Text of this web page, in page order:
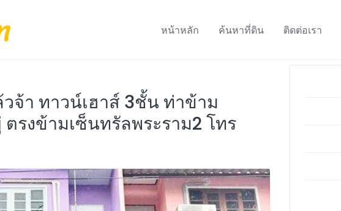
หน้าหลัก ค้นหาที่ดิน ติดต่อเรา
จ้า ทาวน์เฮาส์ 3ชั้น ท่าข้าม
รงข้ามเซ็นทรัลพระราม2 โทร